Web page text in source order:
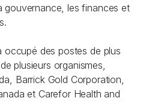
gouvernance, les finances et
occupé des postes de plus
plusieurs organismes,
Barrick Gold Corporation,
et Carefor Health and